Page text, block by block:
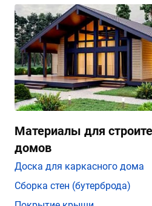
Материалы для
домов
Доска для каркасного дома
Сборка стен (бутерброда)